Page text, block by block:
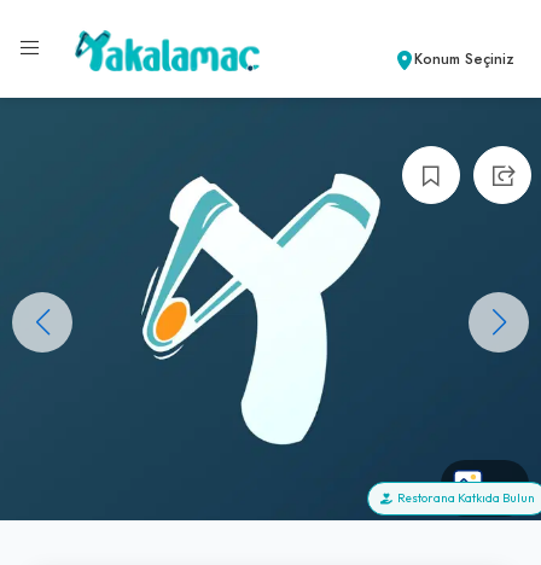
Konum Seçiniz
+0
Restorana Katkıda Bulun